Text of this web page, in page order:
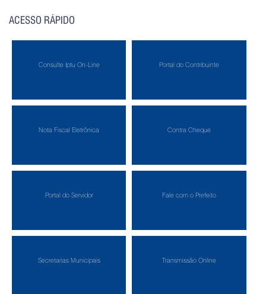
ACESSO RÁPIDO
Consulte Iptu On-Line Portal do Contribuinte
Nota Fiscal Eletrônica Contra Cheque
Portal do Servidor Fale com o Prefeito
Secretarias Municipais Transmissão Online